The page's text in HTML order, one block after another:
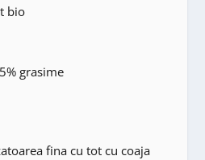
bio
grasime
fina cu tot cu coaja